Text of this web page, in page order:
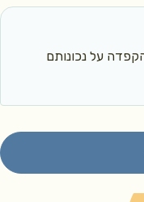
על נכונותם